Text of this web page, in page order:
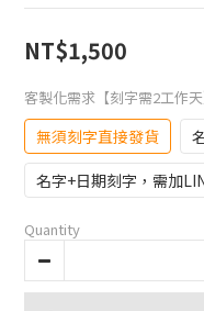
NT$1,500
客製化需求【刻字需2工作天
無須刻字直接發貨
名字+日期刻字，需加
Quantity